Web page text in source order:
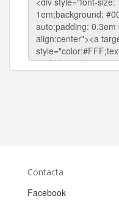
Contacta
Facebook